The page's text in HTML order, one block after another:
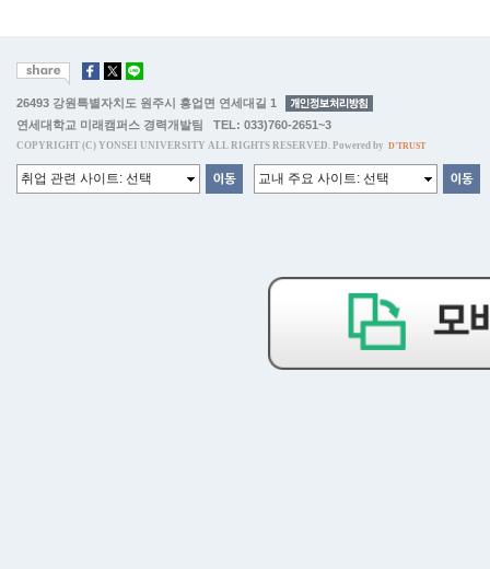
26493 강원특별자치도 원주시 흥업면 연세대길 1
연세대학교 미래캠퍼스 경력개발팀 TEL: 033)760-2651~3
COPYRIGHT (C) YONSEI UNIVERSITY ALL RIGHTS RESERVED. Powered by D'TRUST